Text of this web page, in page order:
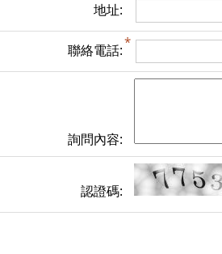
地址:
聯絡電話:
詢問內容:
認證碼: